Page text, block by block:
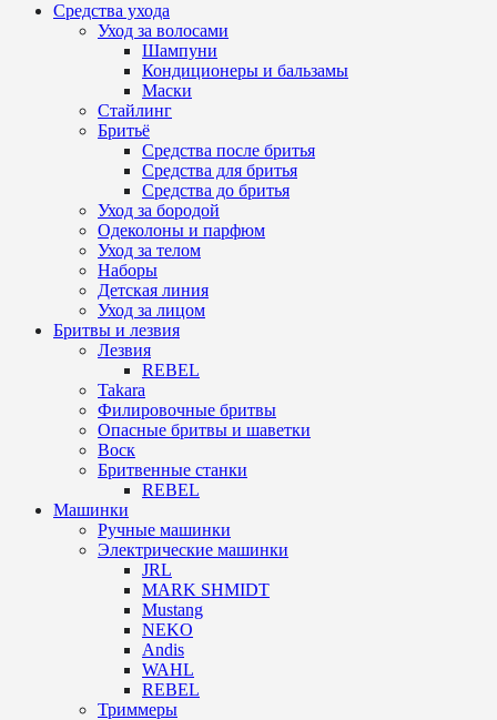
Средства ухода
Уход за волосами
Шампуни
Кондиционеры и бальзамы
Маски
Стайлинг
Бритьё
Средства после бритья
Средства для бритья
Средства до бритья
Уход за бородой
Одеколоны и парфюм
Уход за телом
Наборы
Детская линия
Уход за лицом
Бритвы и лезвия
Лезвия
REBEL
Takara
Филировочные бритвы
Опасные бритвы и шаветки
Воск
Бритвенные станки
REBEL
Машинки
Ручные машинки
Электрические машинки
JRL
MARK SHMIDT
Mustang
NEKO
Andis
WAHL
REBEL
Триммеры